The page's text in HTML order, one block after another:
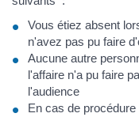
Vous étiez absent
n'avez pas pu faire
Aucune autre
l'affaire n'a pu faire
l'audience
En cas de